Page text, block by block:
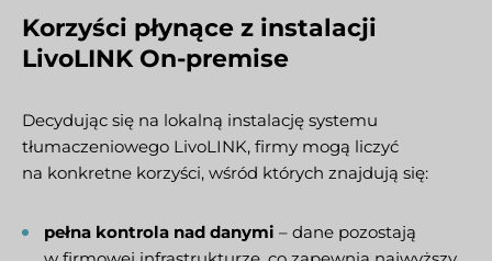
Korzyści płynące z instalacji
LivoLINK On-premise
Decydując się na lokalną instalację systemu
tłumaczeniowego LivoLINK, firmy mogą liczyć
na konkretne korzyści, wśród których znajdują się:
pełna kontrola nad danymi – dane pozostają